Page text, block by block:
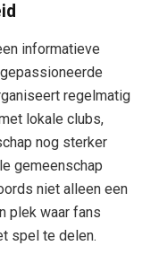
informatieve
regelmatig
lokale clubs,
nog sterker
gemeenschap
niet alleen een
plek waar fans
spel te delen.